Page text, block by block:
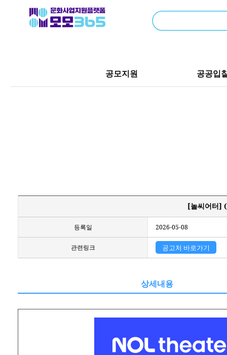
공모지원 공공입
[놀씨어터]
등록일 2026-05-08
관련링크 공고처 바로가기
상세내용